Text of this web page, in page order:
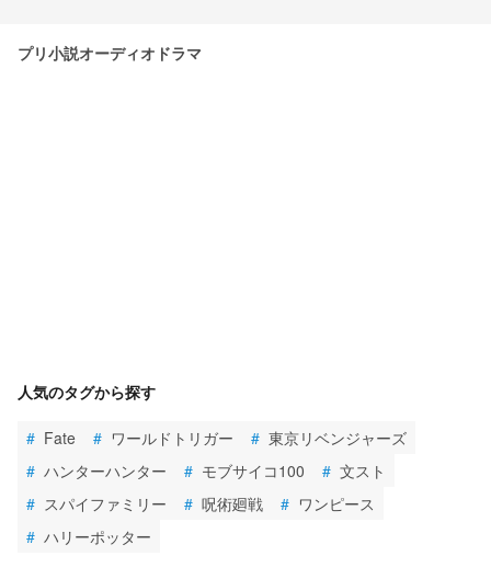
プリ小説オーディオドラマ
人気のタグから探す
# Fate # ワールドトリガー # 東京リベンジャーズ
# ハンターハンター # モブサイコ100 # 文スト
# スパイファミリー # 呪術廻戦 # ワンピース
# ハリーポッター